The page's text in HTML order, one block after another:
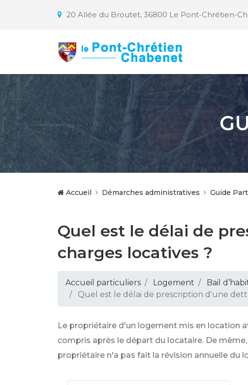
20 Allée du Broutet, 36800 Le Pont-Chrétien-
Accueil Démarches administratives Guide
Quel est le délai de
charges locatives ?
Accueil particuliers Logement
Bail
Quel est le délai de prescription d'une
Le propriétaire d'un logement mis en location
compris après le départ du locataire. De
propriétaire n'a pas fait la révision annuelle du